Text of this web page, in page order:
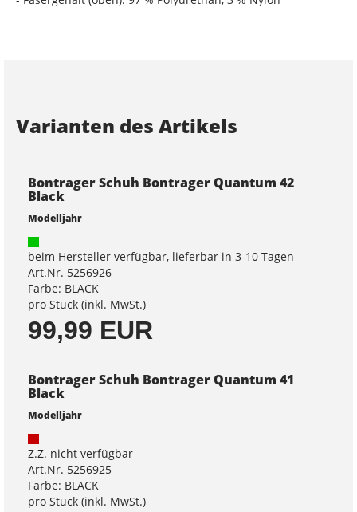
Varianten des Artikels
Bontrager Schuh Bontrager Quantum 42
Black
Modelljahr
beim Hersteller verfügbar, lieferbar in 3-10 Tagen
Art.Nr. 5256926
Farbe: BLACK
pro Stück (inkl. MwSt.)
99,99 EUR
Bontrager Schuh Bontrager Quantum 41
Black
Modelljahr
Z.Z. nicht verfügbar
Art.Nr. 5256925
Farbe: BLACK
pro Stück (inkl. MwSt.)